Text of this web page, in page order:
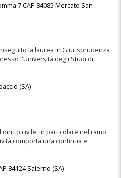
7CAP 84085 Mercato San
la laurea in Giurisprudenza
l'Università degli Studi di
(SA)
civile, in particolare nel ramo
comporta una continua e
84124 Salerno (SA)